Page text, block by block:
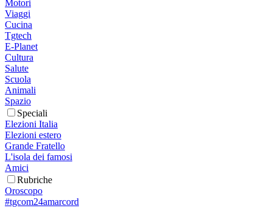
Motori
Viaggi
Cucina
Tgtech
E-Planet
Cultura
Salute
Scuola
Animali
Spazio
Speciali
Elezioni Italia
Elezioni estero
Grande Fratello
L'isola dei famosi
Amici
Rubriche
Oroscopo
#tgcom24amarcord